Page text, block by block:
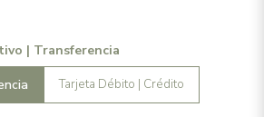
| Transferencia
Tarjeta Débito | Crédito